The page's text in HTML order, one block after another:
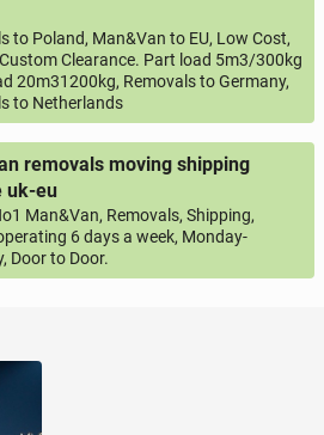
to Poland, Man&Van to EU, Low Cost,
Clearance. Part load 5m3/300kg
20m31200kg, Removals to Germany,
to Netherlands
removals moving shipping
uk-eu
Man&Van, Removals, Shipping,
6 days a week, Monday-
Door to Door.